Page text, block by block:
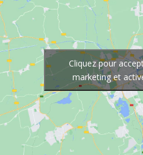
Cliquez pour
marketing et